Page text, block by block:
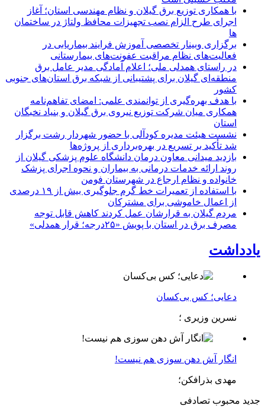
با همکاری توزیع برق گیلان و نظام مهندسی استان؛ آغاز
اجرای طرح الزام نصب تجهیزات محافظ ولتاژ در ساختمان
ها
برگزاری وبینار تخصصی آموزش فرایند بیماریابی در
فعالیت‌های نظام مراقبت عفونت‌های بیمارستانی
در راستای همدلی ملی؛ اعلام آمادگی مدیر عامل برق
منطقه‌ای گیلان برای پشتیبانی از شبكه برق استان‌های جنوبی
كشور
با هدف بهره‌گیری از توانمندی علمی: امضای تفاهم‌نامه
همكاری میان شركت توزیع نیروی برق گیلان و بنیاد نخبگان
استان
نشست هیئت مدیره کودآلی با حضور شهردار رشت برگزار
شد تأکید بر تسریع در بهره‌برداری از پروژه‌ها
بازدید میدانی معاون درمان دانشگاه علوم پزشکی گیلان از
روند ارائه خدمات درمانی به بیماران و نحوه اجرای پزشک
خانواده و نظام ارجاع در شهرستان فومن
با استفاده از تعمیرات خط گرم جلوگیری بیش از ۱۹ درصدی
از اعمال خاموشی برای مشتركان
مردم گیلان به قرارشان عمل کردند كاهش قابل توجه
مصرف برق در استان با پویش «۲۵درجه؛ قرار همدلی»
یادداشت
دعایی؛ کس بی‌کسان
نسرین وزیری ؛
انگار آش دهن سوزی هم نیست!
مهدی بذرافکن؛
جدید محبوب تصادفی